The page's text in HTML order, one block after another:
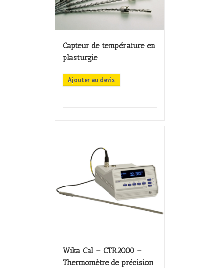
Capteur de température en
plasturgie
Ajouter au devis
Wika Cal – CTR2000 –
Thermomètre de précision